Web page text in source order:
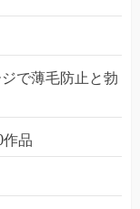
で薄毛防止と勃
品